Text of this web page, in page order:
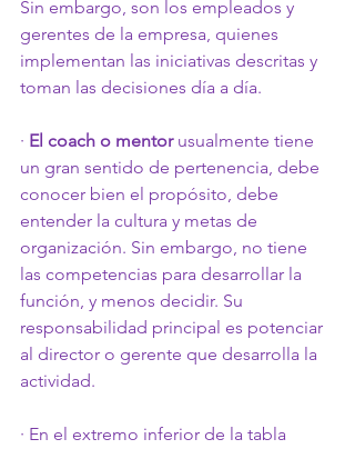
Sin embargo, son los empleados y
gerentes de la empresa, quienes
implementan las iniciativas descritas y
toman las decisiones día a día.
· El coach o mentor usualmente tiene
un gran sentido de pertenencia, debe
conocer bien el propósito, debe
entender la cultura y metas de
organización. Sin embargo, no tiene
las competencias para desarrollar la
función, y menos decidir. Su
responsabilidad principal es potenciar
al director o gerente que desarrolla la
actividad.
· En el extremo inferior de la tabla